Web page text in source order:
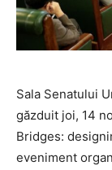
Sala Senatului
găzduit joi, 14
Bridges:
eveniment